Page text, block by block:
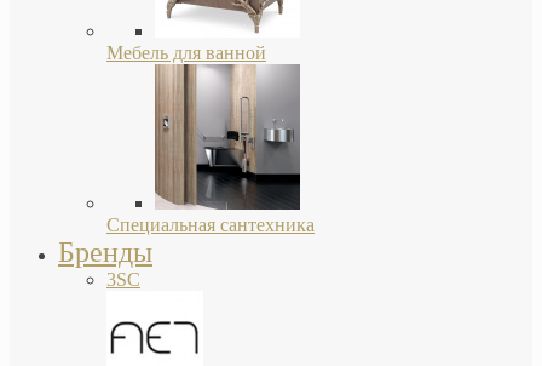
Мебель для ванной
Специальная сантехника
Бренды
3SC